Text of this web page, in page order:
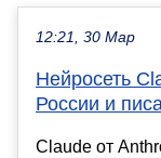
12:21, 30 Мар
Нейросеть
России и
Claude от